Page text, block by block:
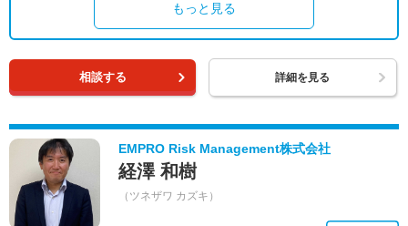
もっと見る
相談する 詳細を見る
EMPRO Risk Management株式会社
経澤 和樹
（ツネザワ カズキ）